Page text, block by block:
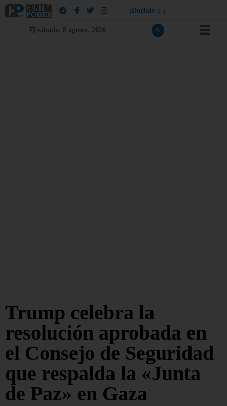
¡ Dué a e a q
sábado, 8 agosto, 2026
Trump celebra la
resolución aprobada en
el Consejo de Seguridad
que respalda la «Junta
de Paz» en Gaza